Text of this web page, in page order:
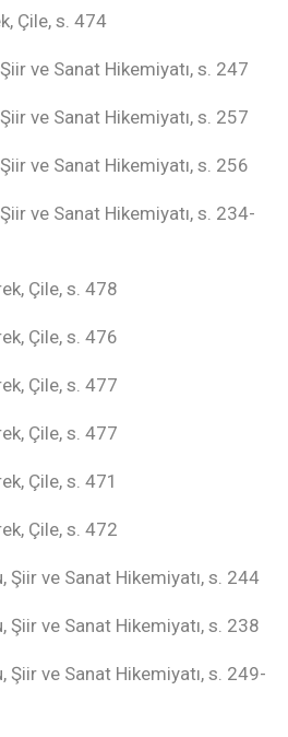
Çile, s. 474
ve Sanat Hikemiyatı, s. 247
ve Sanat Hikemiyatı, s. 257
ve Sanat Hikemiyatı, s. 256
ve Sanat Hikemiyatı, s. 234-
Çile, s. 478
Çile, s. 476
Çile, s. 477
Çile, s. 477
Çile, s. 471
Çile, s. 472
Şiir ve Sanat Hikemiyatı, s. 244
ve Sanat Hikemiyatı, s. 238
ve Sanat Hikemiyatı, s. 249-